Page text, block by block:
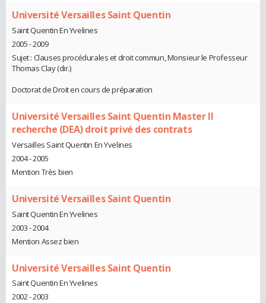
Université Versailles Saint Quentin
Saint Quentin En Yvelines
2005 - 2009
Sujet : Clauses procédurales et droit commun, Monsieur le Professeur
Thomas Clay (dir.)
Doctorat de Droit en cours de préparation
Université Versailles Saint Quentin Master II
recherche (DEA) droit privé des contrats
Versailles Saint Quentin En Yvelines
2004 - 2005
Mention Très bien
Université Versailles Saint Quentin
Saint Quentin En Yvelines
2003 - 2004
Mention Assez bien
Université Versailles Saint Quentin
Saint Quentin En Yvelines
2002 - 2003